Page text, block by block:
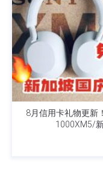
8月信用卡礼物更新
1000XM5/